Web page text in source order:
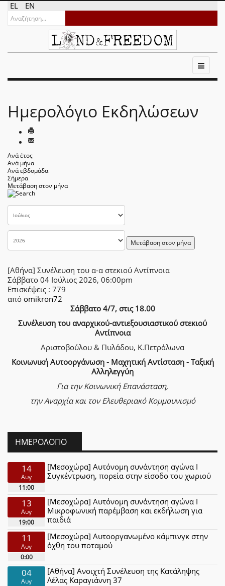
EL EN
Ημερολόγιο Εκδηλώσεων
Ανά έτος
Ανά μήνα
Ανά εβδομάδα
Σήμερα
Μετάβαση στον μήνα
Μετάβαση στον μήνα
[Αθήνα] Συνέλευση του α-α στεκιού Αντίπνοια
Σάββατο 04 Ιούλιος 2026, 06:00pm
Επισκέψεις : 779
από omikron72
Σάββατο 4/7, στις 18.00
Συνέλευση του αναρχικού-αντιεξουσιαστικού στεκιού
Αντίπνοια
Αριστοβούλου & Πυλάδου, Κ.Πετράλωνα
Κοινωνική Αυτοοργάνωση - Μαχητική Αντίσταση - Ταξική
Αλληλεγγύη
Για την Κοινωνική Επανάσταση,
την Αναρχία και τον Ελευθεριακό Κομμουνισμό
ΗΜΕΡΟΛΌΓΙΟ
14
Αυγ
11:00
[Μεσοχώρα] Αυτόνομη συνάντηση αγώνα Ι
Συγκέντρωση, πορεία στην είσοδο του χωριού
13
Αυγ
19:00
[Μεσοχώρα] Αυτόνομη συνάντηση αγώνα Ι
Μικροφωνική παρέμβαση και εκδήλωση για
παιδιά
11
Αυγ
0:00
[Μεσοχώρα] Αυτοοργανωμένο κάμπινγκ στην
όχθη του ποταμού
04
Αυγ
[Αθήνα] Ανοιχτή Συνέλευση της Κατάληψης
Λέλας Καραγιάννη 37